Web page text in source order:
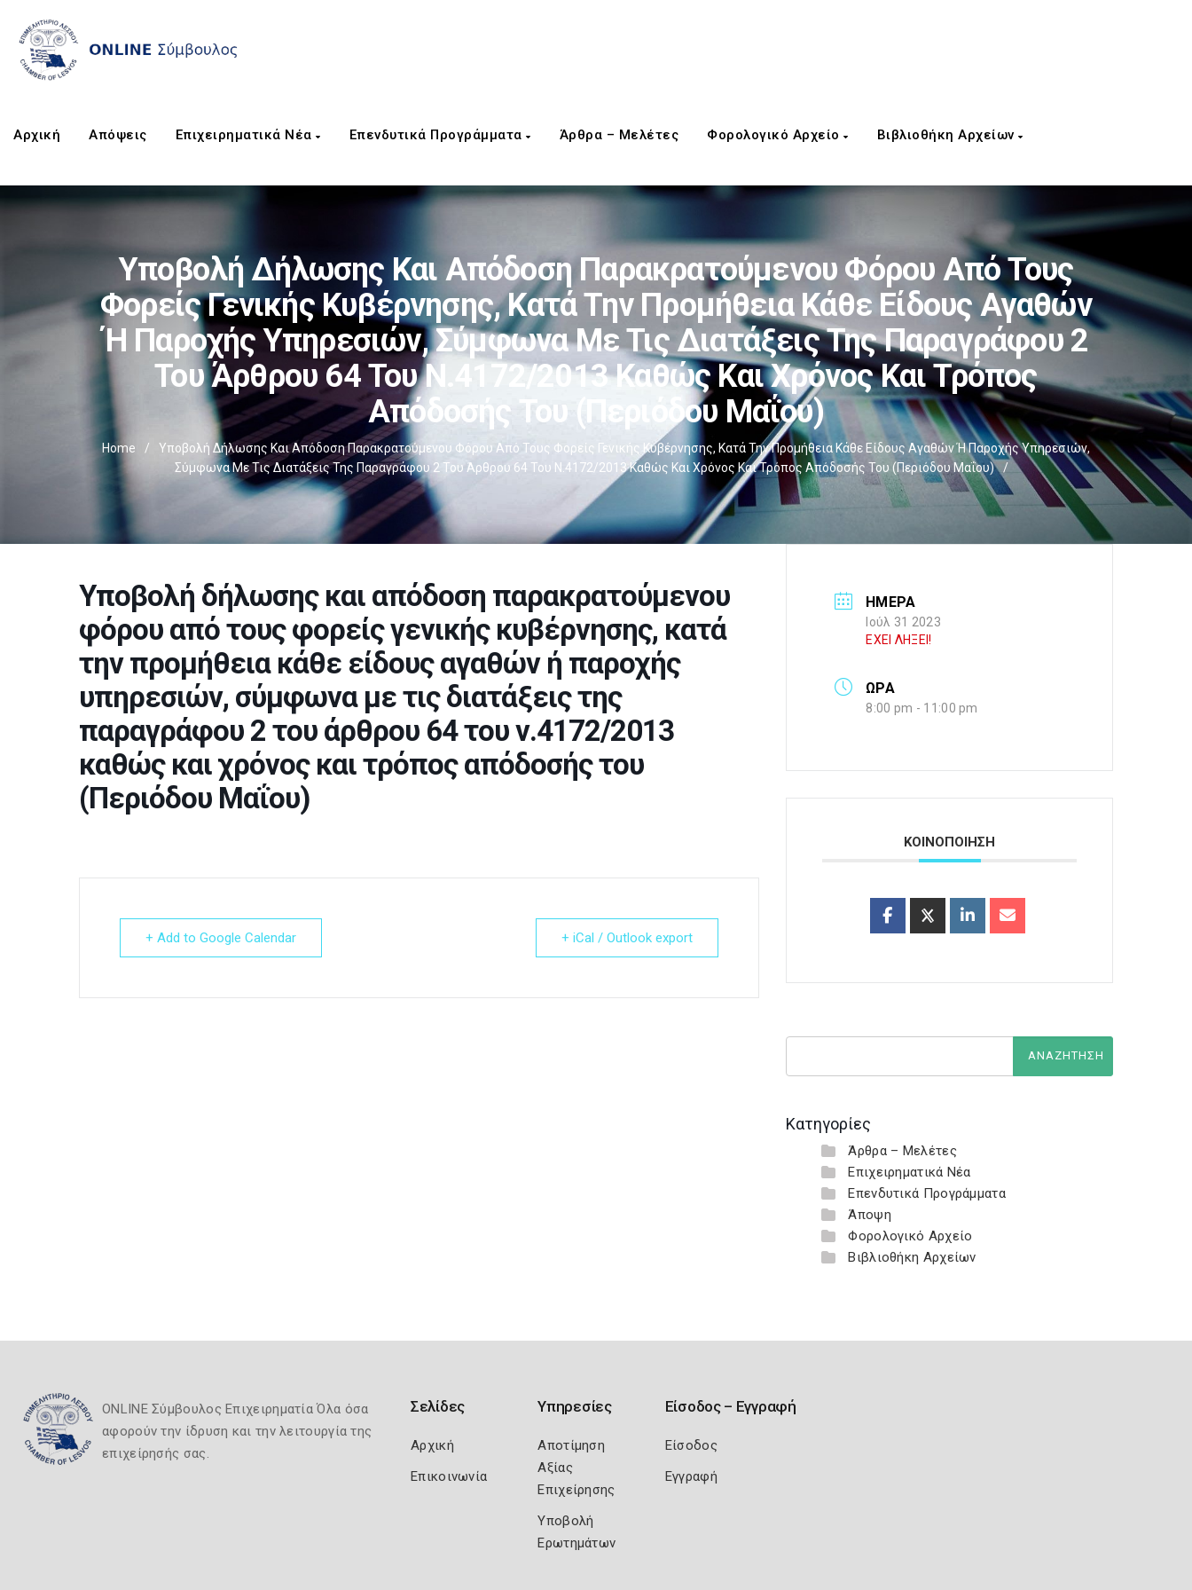
Αρχική Απόψεις Επιχειρηματικά Νέα Επενδυτικά Προγράμματα Άρθρα – Μελέτες Φορολογικό Αρχείο Βιβλιοθήκη Αρχείων
Υποβολή Δήλωσης Και Απόδοση Παρακρατούμενου Φόρου Από Τους
Φορείς Γενικής Κυβέρνησης, Κατά Την Προμήθεια Κάθε Είδους Αγαθών
Ή Παροχής Υπηρεσιών, Σύμφωνα Με Τις Διατάξεις Της Παραγράφου 2
Του Άρθρου 64 Του Ν.4172/2013 Καθώς Και Χρόνος Και Τρόπος
Απόδοσής Του (Περιόδου Μαΐου)
Home /
Υποβολή Δήλωσης Και Απόδοση Παρακρατούμενου Φόρου Από Τους Φορείς Γενικής Κυβέρνησης, Κατά Την Προμήθεια Κάθε Είδους Αγαθών Ή Παροχής Υπηρεσιών,
Σύμφωνα Με Τις Διατάξεις Της Παραγράφου 2 Του Άρθρου 64 Του Ν.4172/2013 Καθώς Και Χρόνος Και Τρόπος Απόδοσής Του (Περιόδου Μαΐου)
/
Υποβολή δήλωσης και απόδοση παρακρατούμενου
φόρου από τους φορείς γενικής κυβέρνησης, κατά
την προμήθεια κάθε είδους αγαθών ή παροχής
υπηρεσιών, σύμφωνα με τις διατάξεις της
παραγράφου 2 του άρθρου 64 του ν.4172/2013
καθώς και χρόνος και τρόπος απόδοσής του
(Περιόδου Μαΐου)
+ Add to Google Calendar + iCal / Outlook export
ΗΜΕΡΑ
Ιούλ 31 2023
ΕΧΕΙ ΛΗΞΕΙ!
ΩΡΑ
8:00 pm - 11:00 pm
ΚΟΙΝΟΠΟΙΗΣΗ
Κατηγορίες
Άρθρα – Μελέτες
Επιχειρηματικά Νέα
Επενδυτικά Προγράμματα
Άποψη
Φορολογικό Αρχείο
Βιβλιοθήκη Αρχείων
ONLINE Σύμβουλος Επιχειρηματία Όλα όσα
αφορούν την ίδρυση και την λειτουργία της
επιχείρησής σας.
Σελίδες
Αρχική
Επικοινωνία
Υπηρεσίες
Αποτίμηση
Αξίας
Επιχείρησης
Υποβολή
Ερωτημάτων
Είσοδος – Εγγραφή
Είσοδος
Εγγραφή